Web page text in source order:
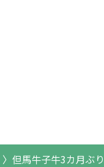
但馬牛子牛3カ月ぶ